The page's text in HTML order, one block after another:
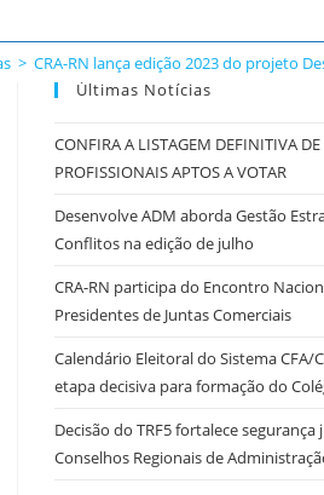
> CRA-RN lança edição 2023 do projeto
Últimas Notícias
CONFIRA A LISTAGEM DEFINITIVA DE
PROFISSIONAIS APTOS A VOTAR
Desenvolve ADM aborda Gestão
Conflitos na edição de julho
CRA-RN participa do Encontro
Presidentes de Juntas Comerciais
Calendário Eleitoral do Sistema CFA/
etapa decisiva para formação do
Decisão do TRF5 fortalece segurança
Conselhos Regionais de